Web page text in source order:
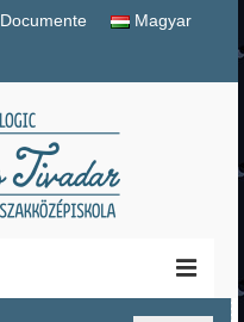
Documente Magyar